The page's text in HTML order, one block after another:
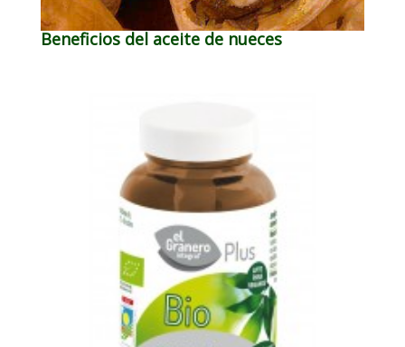
Beneficios del aceite de nueces